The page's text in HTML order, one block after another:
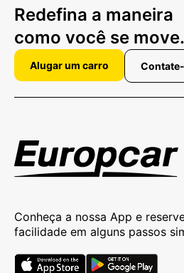
Redefina a maneira
como você se move.
Alugar um carro
Conheça a nossa App e
facilidade em alguns passos